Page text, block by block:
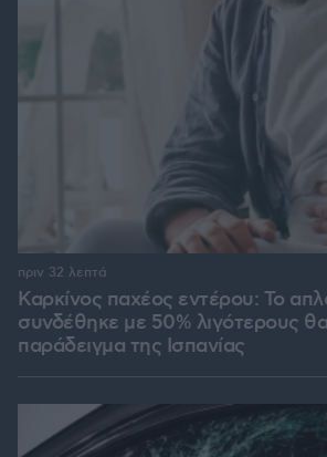
Καρκίνος παχέος εντέρου: Το
συνδέθηκε με 50% λιγότερους
παράδειγμα της Ισπανίας
πριν 32 λεπτά